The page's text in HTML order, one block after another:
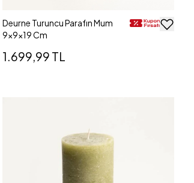
Deurne Turuncu Parafın Mum
9x9x19 Cm
1.699,99 TL